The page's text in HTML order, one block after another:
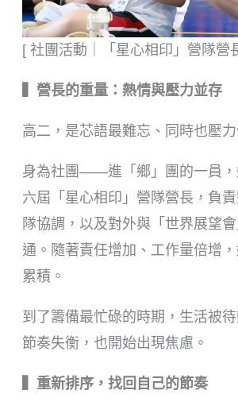
[ 社團活動｜「星心相印」營隊營
▍營長的重量：熱情與壓力並存
高二，是芯語最難忘、同時也壓力
身為社團——進「鄉」團的一員，
六屆「星心相印」營隊營長，負
隊協調，以及對外與「世界展望
通。隨著責任增加、工作量倍增
累積。
到了籌備最忙碌的時期，生活被待
節奏失衡，也開始出現焦慮。
▍重新排序，找回自己的節奏